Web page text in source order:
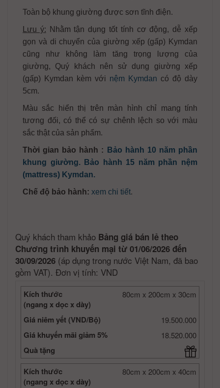
Toàn bộ khung giường được sơn tĩnh điện.
Lưu ý: Nhằm tận dụng tốt tính cơ động, dễ xếp
gọn và di chuyển của giường xếp (gấp) Kymdan
cũng như không làm tăng trọng lượng của
giường, Quý khách nên sử dụng giường xếp
(gấp) Kymdan kèm với nệm Kymdan có độ dày
5cm.
Màu sắc hiển thị trên màn hình chỉ mang tính
tương đối, có thể có sự chênh lệch so với màu
sắc thật của sản phẩm.
Thời gian bảo hành :
Bảo hành 10 năm phần
khung giường. Bảo hành 15 năm phần nệm
(mattress) Kymdan.
Chế độ bảo hành: xem chi tiết.
Quý khách tham khảo Bảng giá bán lẻ theo
Chương trình khuyến mại từ 01/06/2026 đến
30/09/2026 (áp dụng trong nước Việt Nam, đã bao
gồm VAT). Đơn vị tính: VND
80cm x 200cm x 30cm
Kích thước
(ngang x dọc x dày)
19.500.000
Giá niêm yết (VND/Bộ)
18.520.000
Giá khuyến mãi giảm 5%
Quà tặng
80cm x 200cm x 40cm
Kích thước
(ngang x dọc x dày)